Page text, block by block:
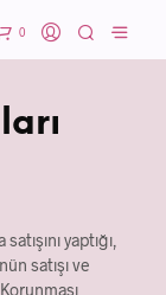
0
yaptığı,
satışı ve